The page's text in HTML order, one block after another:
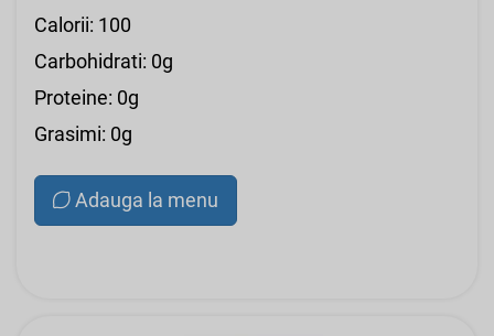
Calorii: 100
Carbohidrati: 0g
Proteine: 0g
Grasimi: 0g
Adauga la menu